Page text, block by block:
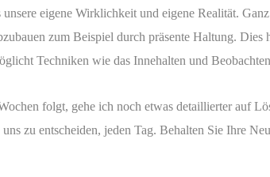
eigene Wirklichkeit und eigene Realität.
zum Beispiel durch präsente Haltung. Dies
Techniken wie das Innehalten und
folgt, gehe ich noch etwas detaillierter auf
zu entscheiden, jeden Tag. Behalten Sie Ihre